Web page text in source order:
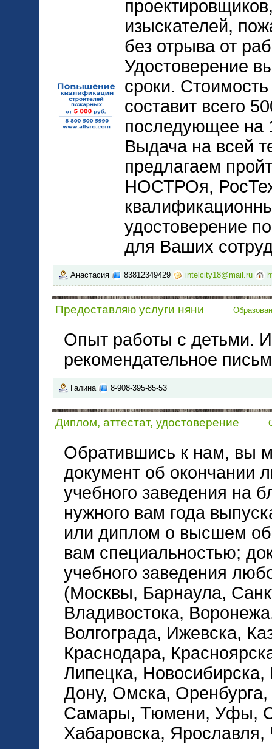
изыскателей,
без отрыва от
Удостоверение
сроки.
составит всего
последующее на
Выдача на всей
предлагаем
НОСТРОя,
удостоверение
для Ваших
Анастасия 83812349429 intelcity18@mail.ru
Предоставляю услуги няни
Опыт работы с детьми.
рекомендательное
Галина 8-908-395-85-53
Диплом, аттестат, удостоверение
Обратившись к нам, вы
документ об окончании
учебного заведения на
нужного вам года
или диплом о высшем
вам специальностью;
учебного заведения
(Москвы, Барнаула,
Владивостока,
Волгограда, Ижевска,
Краснодара,
Липецка,
Дону, Омска,
Самары, Тюмени, Уфы,
Хабаровска, Ярославля,